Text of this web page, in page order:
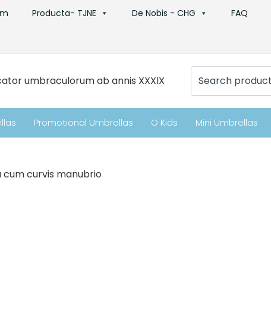
Producta- TJNE De Nobis - CHG FAQ
umbraculorum ab annis XXXIX
Quaerere:
Promotional Umbrellas O Kids Mini Umbrellas
curvis manubrio